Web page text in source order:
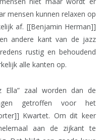
mensen kunnen relaxen op
af. [[Benjamin Herman]]
andere kant van de jazz
rustig en behoudend
alle kanten op.
Ella” zaal worden dan de
getroffen voor het
Kwartet. Om dit keer
aan de zijkant te